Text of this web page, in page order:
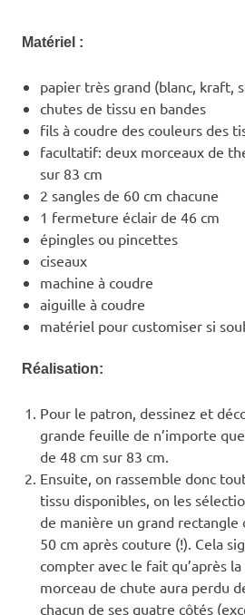
Matériel :
papier très grand (blanc, kraft,
chutes de tissu en bandes
fils à coudre des couleurs des
facultatif: deux morceaux de
sur 83 cm
2 sangles de 60 cm chacune
1 fermeture éclair de 46 cm
épingles ou pincettes
ciseaux
machine à coudre
aiguille à coudre
matériel pour customiser si
Réalisation:
Pour le patron, dessinez et
grande feuille de n’importe
de 48 cm sur 83 cm.
Ensuite, on rassemble donc
tissu disponibles, on les
de manière un grand rectangle
50 cm après couture (!). Cela
compter avec le fait qu’après
morceau de chute aura perdu
chacun de ses quatre côtés